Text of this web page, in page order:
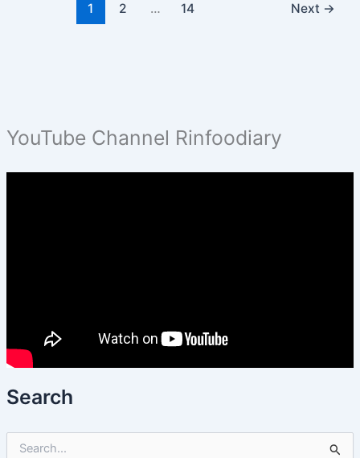
YouTube Channel Rinfoodiary
Search
1 2 … 14 Next →